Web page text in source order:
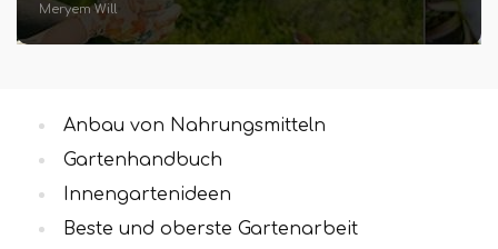
Meryem Will
Anbau von Nahrungsmitteln
Gartenhandbuch
Innengartenideen
Beste und oberste Gartenarbeit